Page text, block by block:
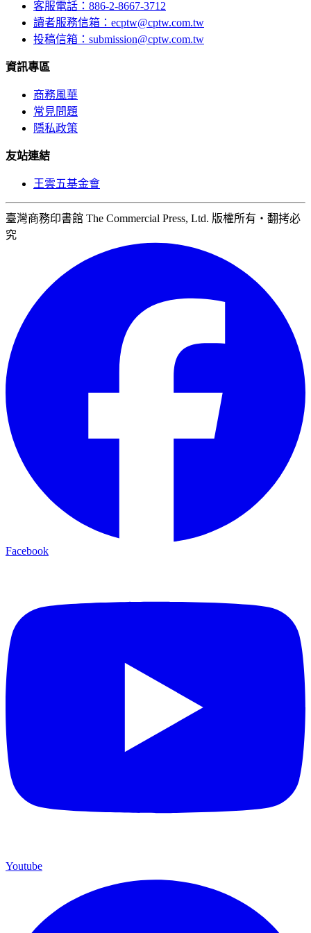
客服電話：886-2-8667-3712
讀者服務信箱：ecptw@cptw.com.tw
投稿信箱： submission@cptw.com.tw
資訊專區
商務風華
常見問題
隱私政策
友站連結
王雲五基金會
臺灣商務印書館 The Commercial Press, Ltd. 版權所有‧翻拷必
究
Facebook
Youtube